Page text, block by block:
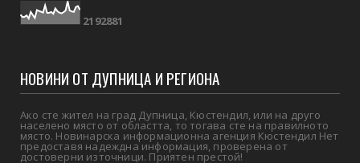
21 92881
НОВИНИ ОТ ДУПНИЦА И РЕГИОНА
Ако сте жител на град Дупница, Кюстендил, или на друго
населено място от областта, то тогава сте на правилното
място. Новинарска информационна агенция Кюстендил Нет
предоставя надеждна информация, проверена от
достоверни източници. Приятен престой!